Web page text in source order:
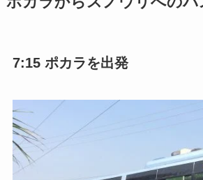
7:15 ポカラを出発